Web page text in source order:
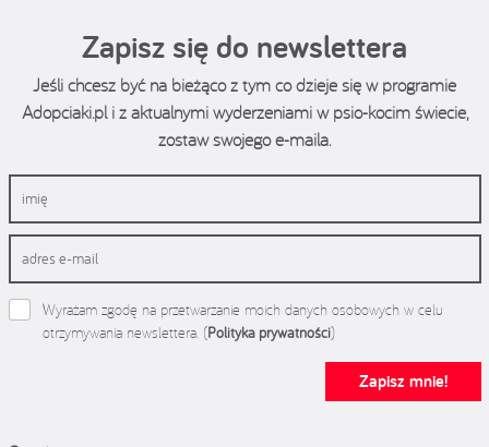
Zapisz się do newslettera
Jeśli chcesz być na bieżąco z tym co dzieje się w programie
Adopciaki.pl i z aktualnymi wyderzeniami w psio-kocim świecie,
zostaw swojego e-maila.
Wyrażam zgodę na przetwarzanie moich danych osobowych w celu
otrzymywania newslettera. (Polityka prywatności)
Zapisz mnie!